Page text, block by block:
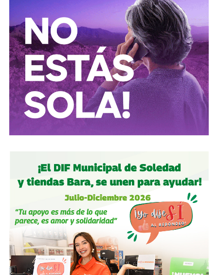
Riego cedieron más de 3 mil millones de metros cúbicos
que se suman a las aguas nacionales, que equivalen tres
veces al consumo total de la Ciudad de México.
Además, de que iniciarán 17 proyectos estratégicos en
materia de agua potable y prevención de inundaciones, en
Baja California, Baja California Sur, Campeche, Coahuila,
Colima, Durango, Guanajuato, Guerrero, Oaxaca, San Luis
Potosí, Sonora, Tabasco, Tamaulipas, Veracruz, Zacatecas
y la Zona Metropolitana del Valle de México (ZMVM). Se
realiza también un acuerdo para unir recursos municipales,
estatales y federales para otorgar el derecho al agua y
La Presidenta Claudia Sheinbaum Pardo estuvo
acompañada por el pueblo de México, por todos los
miembros de su gabinete legal y ampliado, así como por
las y los gobernadores de diferentes estados del país;
integrantes de la Cámara de Diputados y Senadores;
representantes de los pueblos originarios y del sector
empresarial.
También lee:Presidenta Sheinbaum presenta informe por
sus 100 días de gobierno